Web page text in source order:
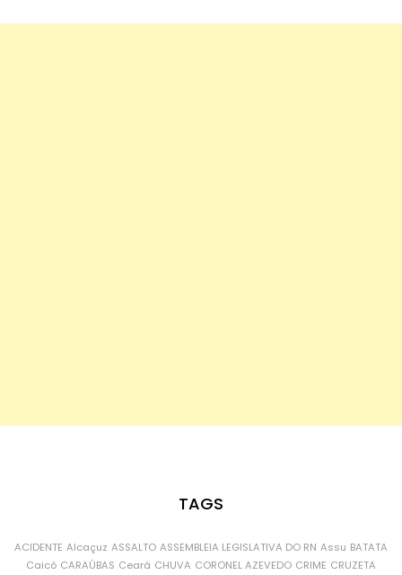
TAGS
ACIDENTE Alcaçuz ASSALTO ASSEMBLEIA LEGISLATIVA DO RN Assu BATATA
Caicó CARAÚBAS Ceará CHUVA CORONEL AZEVEDO CRIME CRUZETA